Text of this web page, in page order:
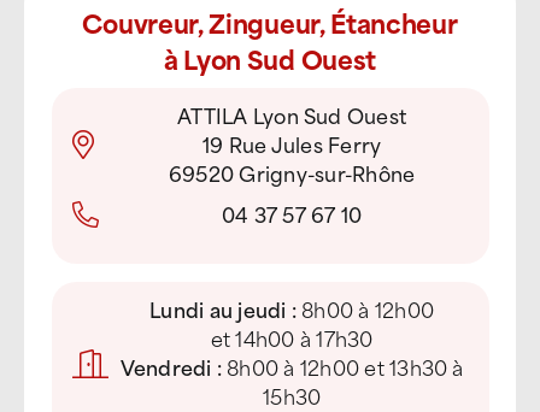
Couvreur, Zingueur, Étancheur
à Lyon Sud Ouest
ATTILA Lyon Sud Ouest
19 Rue Jules Ferry
69520 Grigny-sur-Rhône
04 37 57 67 10
Lundi au jeudi :8h00 à 12h00
et 14h00 à 17h30
Vendredi :8h00 à 12h00 et 13h30 à
15h30